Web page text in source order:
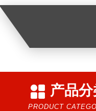
产品
PRODUCT